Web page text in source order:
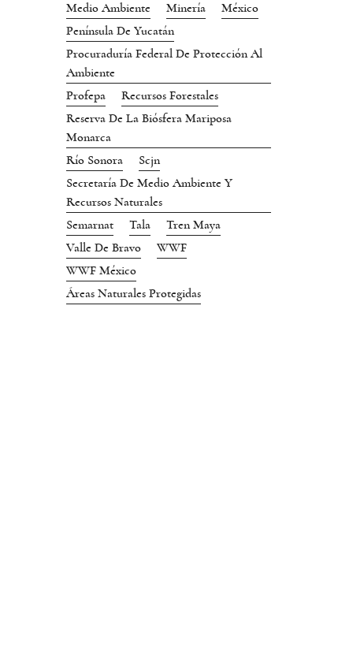
Medio Ambiente
Minería
México
Península De Yucatán
Procuraduría Federal De Protección Al
Ambiente
Profepa
Recursos Forestales
Reserva De La Biósfera Mariposa
Monarca
Río Sonora
Scjn
Secretaría De Medio Ambiente Y
Recursos Naturales
Semarnat
Tala
Tren Maya
Valle De Bravo
WWF
WWF México
Áreas Naturales Protegidas